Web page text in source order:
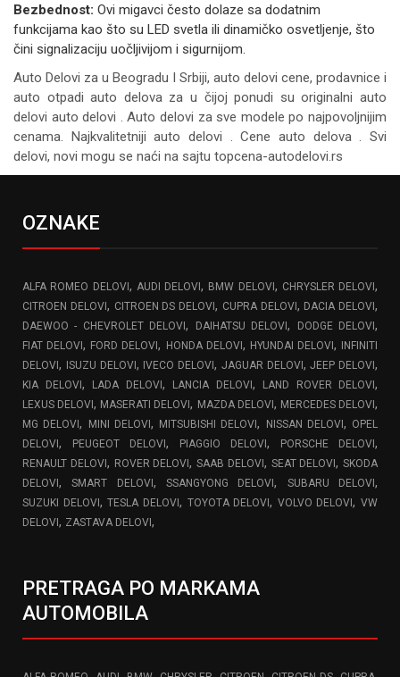
Bezbednost: Ovi migavci često dolaze sa dodatnim
funkcijama kao što su LED svetla ili dinamičko osvetljenje, što
čini signalizaciju uočljivijom i sigurnijom.
Auto Delovi za u Beogradu I Srbiji, auto delovi cene, prodavnice i
auto otpadi auto delova za u čijoj ponudi su originalni auto
delovi auto delovi . Auto delovi za sve modele po najpovoljnijim
cenama. Najkvalitetniji auto delovi . Cene auto delova . Svi
delovi, novi mogu se naći na sajtu topcena-autodelovi.rs
OZNAKE
ALFA ROMEO DELOVI, AUDI DELOVI, BMW DELOVI, CHRYSLER DELOVI,
CITROEN DELOVI, CITROEN DS DELOVI, CUPRA DELOVI, DACIA DELOVI,
DAEWOO - CHEVROLET DELOVI, DAIHATSU DELOVI, DODGE DELOVI,
FIAT DELOVI, FORD DELOVI, HONDA DELOVI, HYUNDAI DELOVI, INFINITI
DELOVI, ISUZU DELOVI, IVECO DELOVI, JAGUAR DELOVI,JEEP DELOVI,
KIA DELOVI, LADA DELOVI, LANCIA DELOVI, LAND ROVER DELOVI,
LEXUS DELOVI, MASERATI DELOVI, MAZDA DELOVI, MERCEDES DELOVI,
MG DELOVI, MINI DELOVI, MITSUBISHI DELOVI, NISSAN DELOVI, OPEL
DELOVI, PEUGEOT DELOVI, PIAGGIO DELOVI, PORSCHE DELOVI,
RENAULT DELOVI, ROVER DELOVI, SAAB DELOVI, SEAT DELOVI, SKODA
DELOVI,SMART DELOVI,SSANGYONG DELOVI, SUBARU DELOVI,
SUZUKI DELOVI,TESLA DELOVI, TOYOTA DELOVI, VOLVO DELOVI, VW
DELOVI, ZASTAVA DELOVI,
PRETRAGA PO MARKAMA
AUTOMOBILA